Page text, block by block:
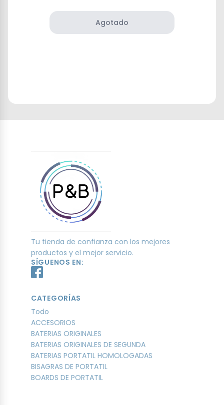
Agotado
Tu tienda de confianza con los mejores
productos y el mejor servicio.
SÍGUENOS EN:
CATEGORÍAS
Todo
ACCESORIOS
BATERIAS ORIGINALES
BATERIAS ORIGINALES DE SEGUNDA
BATERIAS PORTATIL HOMOLOGADAS
BISAGRAS DE PORTATIL
BOARDS DE PORTATIL